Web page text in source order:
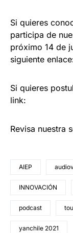
Si quieres
participa de
próximo 14 de
siguiente
Si quieres
link:
Revisa nuestra
AIEP
INNOVACIÓN
podcast
yanchile 2021